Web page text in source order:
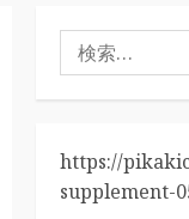
検
索:
https://
supplement-